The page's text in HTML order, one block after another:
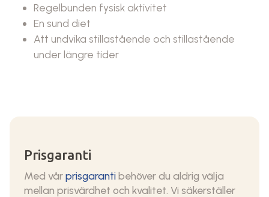
Regelbunden fysisk aktivitet
En sund diet
Att undvika stillastående och stillastående
under längre tider
Prisgaranti
Med vårprisgarantibehöver du aldrig välja
mellan prisvärdhet och kvalitet. Vi säkerställer